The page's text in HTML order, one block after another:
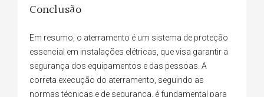
Conclusão
Em resumo, o aterramento é um sistema de proteção
essencial em instalações elétricas, que visa garantir a
segurança dos equipamentos e das pessoas. A
correta execução do aterramento, seguindo as
normas técnicas e de segurança, é fundamental para